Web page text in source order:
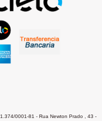
0001-81 - Rua Newton Prado , 43 -